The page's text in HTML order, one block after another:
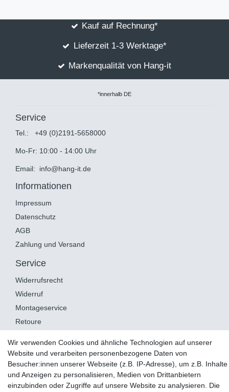
Kauf auf Rechnung*
Lieferzeit 1-3 Werktage*
Markenqualität von Hang-it
*innerhalb DE
Service
Tel.: +49 (0)2191-5658000
Mo-Fr: 10:00 - 14:00 Uhr
Email: info@hang-it.de
Informationen
Impressum
Datenschutz
AGB
Zahlung und Versand
Service
Widerrufsrecht
Widerruf
Montageservice
Retoure
AUSGEZEICHNET
Kundenbewertungen
SEHR GUT
4.98/ 5.00
Wir verwenden Cookies und ähnliche Technologien auf unserer
Website und verarbeiten personenbezogene Daten von
Besucher:innen unserer Webseite (z.B. IP-Adresse), um z.B. Inhalte
und Anzeigen zu personalisieren, Medien von Drittanbietern
einzubinden oder Zugriffe auf unsere Website zu analysieren. Die